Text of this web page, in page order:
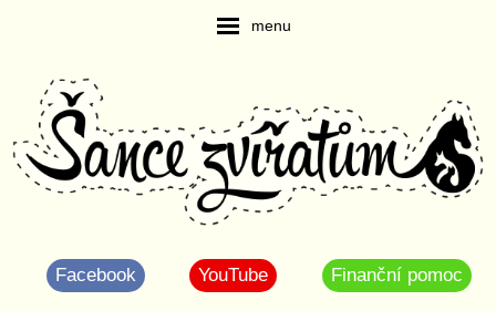
menu
Facebook YouTube Finanční pomoc